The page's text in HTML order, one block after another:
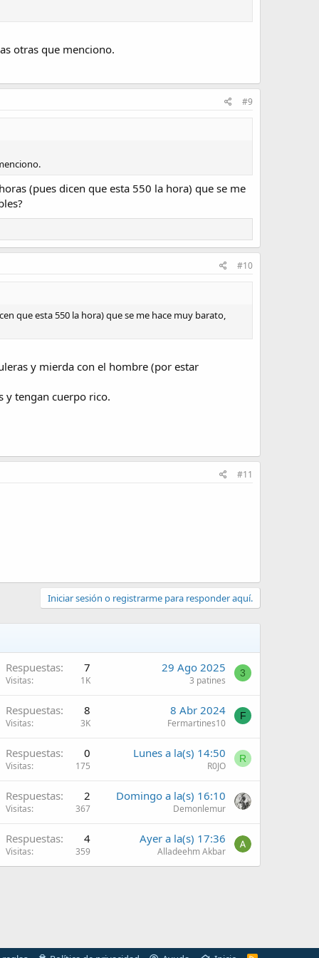
otras que menciono.
#9
(pues dicen que esta 550 la hora) que se me
#10
que esta 550 la hora) que se me hace muy barato,
y mierda con el hombre (por estar
y tengan cuerpo rico.
#11
Iniciar sesión o registrarme para responder aquí.
Respuestas 7
Visitas 1K
29 Ago 2025
3 patines
3
Respuestas 8
Visitas 3K
8 Abr 2024
Fermartines10
F
Respuestas 0
Visitas 175
Lunes a la(s) 14:50
R0JO
R
Respuestas 2
Visitas 367
Domingo a la(s) 16:10
Demonlemur
Respuestas 4
Visitas 359
Ayer a la(s) 17:36
Alladeehm Akbar